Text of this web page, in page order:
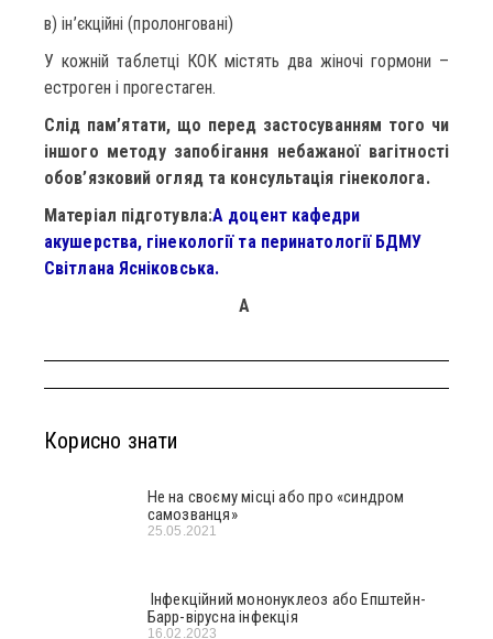
в) ін’єкційні (пролонговані)
У кожній таблетці КОК містять два жіночі гормони –
естроген і прогестаген.
Слід пам’ятати, що перед застосуванням того чи
іншого методу запобігання небажаної вагітності
обов’язковий огляд та консультація гінеколога.
Матеріал підготувла:A доцент кафедри
акушерства, гінекології та перинатології БДМУ
Світлана Ясніковська.
A
Корисно знати
Не на своєму місці або про «синдром
самозванця»
25.05.2021
Інфекційний мононуклеоз або Епштейн-
Барр-вірусна інфекція
16.02.2023